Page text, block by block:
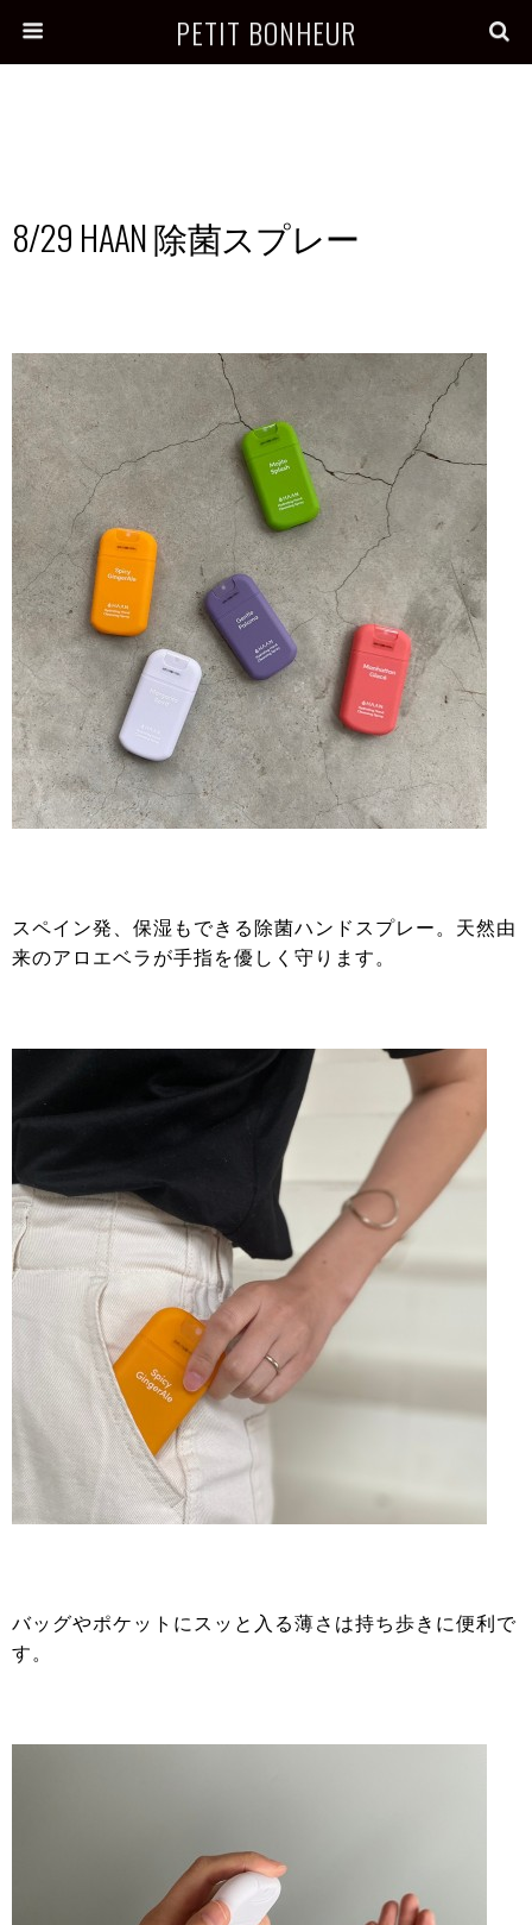
PETIT BONHEUR
8/29 HAAN 除菌スプレー
スペイン発、保湿もできる除菌ハンドスプレー。天然由
来のアロエベラが手指を優しく守ります。
バッグやポケットにスッと入る薄さは持ち歩きに便利で
す。